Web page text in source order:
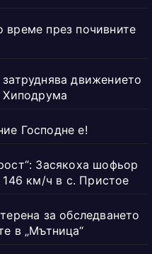
време през почивните
движението
Хиподрума
Господне е!
Засякоха шофьор
146 км/ч в с. Пристое
за обследването
в „Мътница“